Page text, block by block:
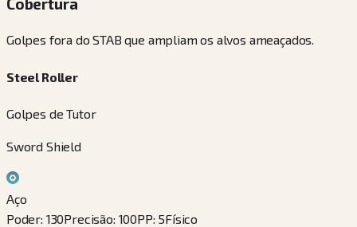
Golpes fora do STAB que ampliam os alvos ameaçados.
Steel Roller
Golpes de Tutor
Sword Shield
Aço
Poder: 130Precisão: 100PP: 5Físico